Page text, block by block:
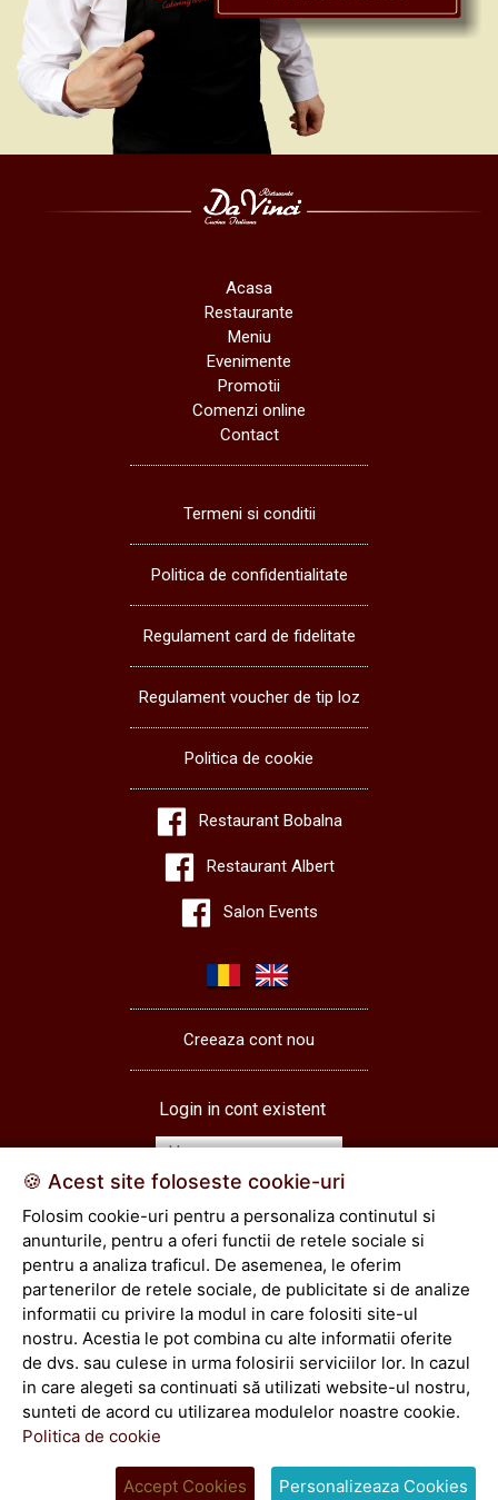
Acasa
Restaurante
Meniu
Evenimente
Promotii
Comenzi online
Contact
Termeni si conditii
Politica de confidentialitate
Regulament card de fidelitate
Regulament voucher de tip loz
Politica de cookie
Restaurant Bobalna
Restaurant Albert
Salon Events
Creeaza cont nou
Login in cont existent
Login
Vezi cos
comenzi
Toate drepturile rezervate © 2026
🍪 Acest site foloseste cookie-uri
Folosim cookie-uri pentru a personaliza continutul si
anunturile, pentru a oferi functii de retele sociale si
pentru a analiza traficul. De asemenea, le oferim
partenerilor de retele sociale, de publicitate si de analize
informatii cu privire la modul in care folositi site-ul
nostru. Acestia le pot combina cu alte informatii oferite
de dvs. sau culese in urma folosirii serviciilor lor. In cazul
in care alegeti sa continuati să utilizati website-ul nostru,
sunteti de acord cu utilizarea modulelor noastre cookie.
Politica de cookie
Accept Cookies Personalizeaza Cookies